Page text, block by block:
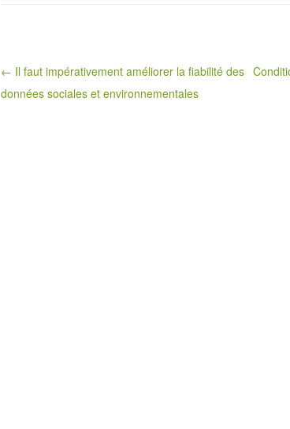
Post navigation
← Il faut impérativement améliorer la fiabilité des
données sociales et environnementales